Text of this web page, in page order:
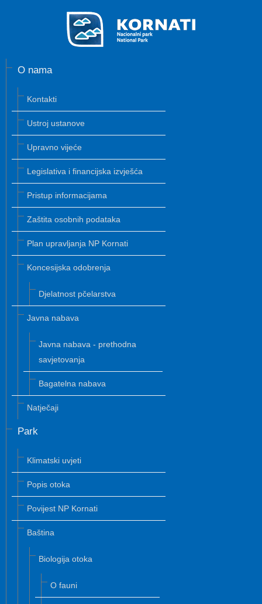
O nama
Kontakti
Ustroj ustanove
Upravno vijeće
Legislativa i financijska izvješća
Pristup informacijama
Zaštita osobnih podataka
Plan upravljanja NP Kornati
Koncesijska odobrenja
Djelatnost pčelarstva
Javna nabava
Javna nabava - prethodna
savjetovanja
Bagatelna nabava
Natječaji
Park
Klimatski uvjeti
Popis otoka
Povijest NP Kornati
Baština
Biologija otoka
O fauni